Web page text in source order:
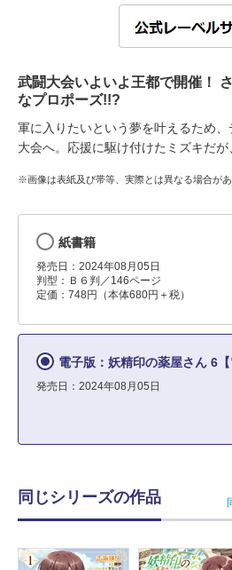
武闘大会いよいよ王都で開催！
なプロポーズ!!?
軍に入りたいという夢を叶えるため
大会へ。応援に駆け付けたミズキだが
※画像は表紙及び帯等、実際とは異なる場合があ
紙書籍
発売日：2024年08月05日
判型：Ｂ６判／146ページ
定価：748円（本体680円＋税）
電子版：妖精印の薬屋さん 6【
発売日：2024年08月05日
同じシリーズの作品